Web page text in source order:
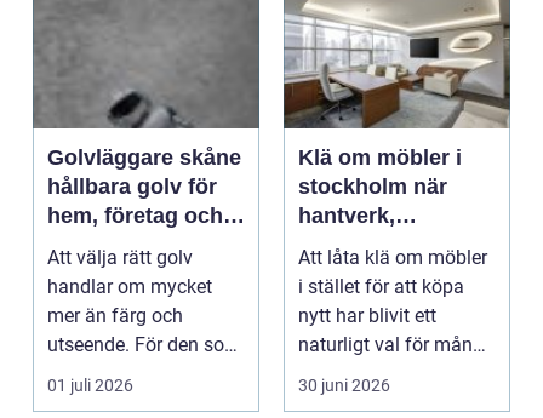
Golvläggare skåne
hållbara golv för
hem, företag och
industri
Att välja rätt golv
handlar om mycket
mer än färg och
utseende. För den som
söker en erfaren
golvläg...
01 juli 2026
Klä om möbler i
stockholm när
hantverk,
hållbarhet och stil
möts
Att låta klä om möbler
i stället för att köpa
nytt har blivit ett
naturligt val för många
i Stockhol...
30 juni 2026